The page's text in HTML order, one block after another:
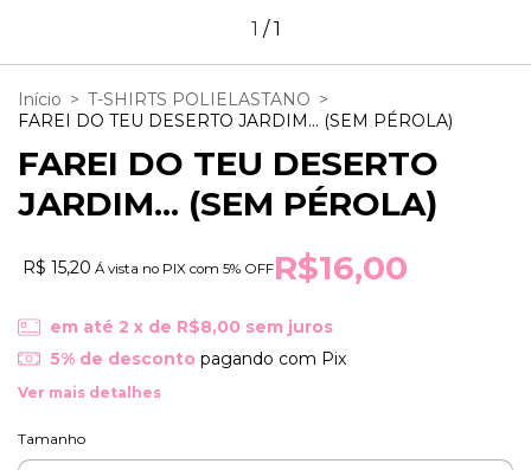
1 /1
Início > T-SHIRTS POLIELASTANO >
FAREI DO TEU DESERTO JARDIM... (SEM PÉROLA)
FAREI DO TEU DESERTO
JARDIM... (SEM PÉROLA)
R$ 15,20 Á vista no PIX com 5% OFFR$16,00
em até 2 x de R$8,00 sem juros
5% de desconto pagando com Pix
Ver mais detalhes
Tamanho